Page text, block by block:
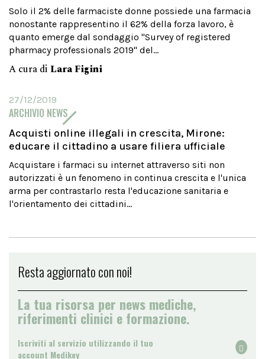
Solo il 2% delle farmaciste donne possiede una farmacia
nonostante rappresentino il 62% della forza lavoro, è
quanto emerge dal sondaggio "Survey of registered
pharmacy professionals 2019" del...
A cura di Lara Figini
27/12/2019
ARCHIVIO NEWS
Acquisti online illegali in crescita, Mirone:
educare il cittadino a usare filiera ufficiale
Acquistare i farmaci su internet attraverso siti non
autorizzati è un fenomeno in continua crescita e l'unica
arma per contrastarlo resta l'educazione sanitaria e
l'orientamento dei cittadini...
Resta aggiornato con noi!
La tua risorsa per news mediche,
riferimenti clinici e formazione.
Iscriviti al servizio utilizzando il tuo
account Medikey